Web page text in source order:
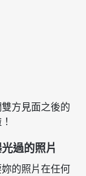
方見面之後的
過的照片
的照片在任何